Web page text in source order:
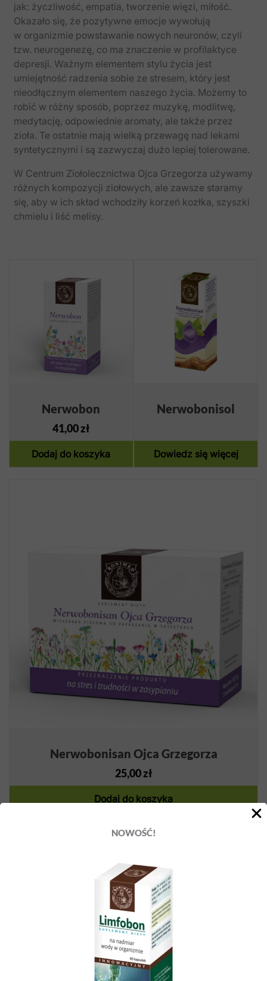
NOWOŚĆ!
jak: życzliwość, empatia, tworzenie więzi, miłość.
Okazało się, że pozytywne emocje wywołują
w organizmie powstawanie nowych neuronów, czyli
tzw. neurogenezę, co ma znaczenie w profilaktyce
depresji. Ważnym elementem stylu życia jest
umiejętność radzenia sobie ze stresem, który jest
nieodłącznym elementem naszego życia. Możemy to
robić w różny sposób, poprzez muzykę, modlitwę,
medytację, odpowiednie aromaty, ale także przez
zioła. Te ostatnie mają wielką przewagę nad lekami
syntetycznymi i są zazwyczaj dużo lepiej tolerowane.
W Centrum Ziołolecznictwa Ojca Grzegorza używamy
różnych kompozycji ziołowych, ale zawsze staramy
się, aby w ich skład wchodziły korzeń kozłka, szyszki
chmielu i liść melisy.
Nerwobon
41,00zł
Dodaj do koszyka
Nerwobonisol
Dowiedz się więcej
Nerwobonisan Ojca Grzegorza
25,00zł
Dodaj do koszyka
Udostępnij ten artykuł